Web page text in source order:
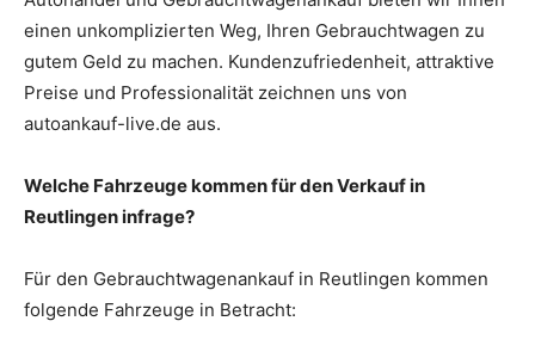
einen unkomplizierten Weg, Ihren Gebrauchtwagen zu
gutem Geld zu machen. Kundenzufriedenheit, attraktive
Preise und Professionalität zeichnen uns von
autoankauf-live.de aus.
Welche Fahrzeuge kommen für den Verkauf in
Reutlingen infrage?
Für den Gebrauchtwagenankauf in Reutlingen kommen
folgende Fahrzeuge in Betracht: